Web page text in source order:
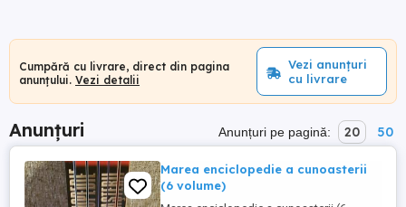
Cumpără cu livrare, direct din pagina
anunțului. Vezi detalii
Vezi anunțuri
cu livrare
Anunțuri Anunțuri pe pagină: 20 50
Marea enciclopedie a cunoasterii
(6 volume)